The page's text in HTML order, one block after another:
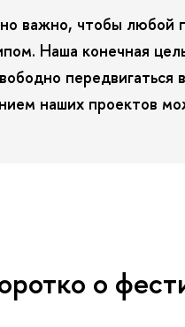
важно, чтобы любой
Наша конечная
передвигаться
наших проектов
о